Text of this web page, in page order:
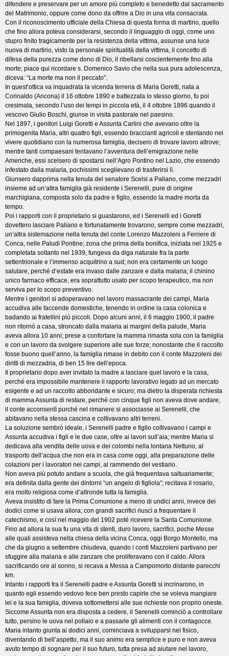
difendere e preservare per un amore più completo e benedetto dal sacramento
del Matrimonio, oppure come dono da offrire a Dio in una vita consacrata.
Con il riconoscimento ufficiale della Chiesa di questa forma di martirio, quello
che fino allora poteva considerarsi, secondo il linguaggio di oggi, come uno
stupro finito tragicamente per la resistenza della vittima, assunse una luce
nuova di martirio, visto la personale spiritualità della vittima, il concetto di
difesa della purezza come dono di Dio, il ribellarsi coscientemente fino alla
morte; piace qui ricordare s. Domenico Savio che nella sua pura adolescenza,
diceva: “La morte ma non il peccato”.
In quest’ottica va inquadrata la vicenda terrena di Maria Goretti, nata a
Corinaldo (Ancona) il 16 ottobre 1890 e battezzata lo stesso giorno, fu poi
cresimata, secondo l’uso dei tempi in piccola età, il 4 ottobre 1896 quando il
vescovo Giulio Boschi, giunse in visita pastorale nel paesino.
Nel 1897, i genitori Luigi Goretti e Assunta Carlini che avevano oltre la
primogenita Maria, altri quattro figli, essendo braccianti agricoli e stentando nel
vivere quotidiano con la numerosa famiglia, decisero di trovare lavoro altrove;
mentre tanti compaesani tentavano l’avventura dell’emigrazione nelle
Americhe, essi scelsero di spostarsi nell’Agro Pontino nel Lazio, che essendo
infestato dalla malaria, pochissimi sceglievano di trasferirsi lì.
Giunsero dapprima nella tenuta del senatore Scelsi a Paliano, come mezzadri
insieme ad un’altra famiglia già residente i Serenelli, pure di origine
marchigiana, composta solo da padre e figlio, essendo la madre morta da
tempo.
Poi i rapporti con il proprietario si guastarono, ed i Serenelli ed i Goretti
dovettero lasciare Paliano e fortunatamente trovarono, sempre come mezzadri,
un’altra sistemazione nella tenuta del conte Lorenzo Mazzoleni a Ferriere di
Conca, nelle Paludi Pontine; zona che prima della bonifica, iniziata nel 1925 e
completata soltanto nel 1939, fungeva da diga naturale fra la parte
settentrionale e l’immenso acquitrino a sud; non era certamente un luogo
salutare, perché d’estate era invaso dalle zanzare e dalla malaria; il chinino
unico farmaco efficace, era soprattutto usato per scopo terapeutico, ma non
serviva per lo scopo preventivo.
Mentre i genitori si adoperavano nel lavoro massacrante dei campi, Maria
accudiva alle faccende domestiche, tenendo in ordine la casa colonica e
badando ai fratellini più piccoli. Dopo alcuni anni, il 6 maggio 1900, il padre
non ritornò a casa, stroncato dalla malaria ai margini della palude, Maria
aveva allora 10 anni; prese a confortare la mamma rimasta sola con la famiglia
e con un lavoro da svolgere superiore alle sue forze; nonostante che il raccolto
fosse buono quell’anno, la famiglia rimase in debito con il conte Mazzoleni dei
diritti di mezzadria, di ben 15 lire dell’epoca.
Il proprietario dopo aver invitato la madre a lasciare quel lavoro e la casa,
perché era impossibile mantenere il rapporto lavorativo legato ad un mercato
esigente e ad un raccolto abbondante e sicuro; ma dietro la disperata richiesta
di mamma Assunta di restare, perché con cinque figli non aveva dove andare,
il conte acconsentì purché nel rimanere si associasse ai Serenelli, che
abitavano nella stessa cascina e coltivavano altri terreni.
La soluzione sembrò ideale, i Serenelli padre e figlio coltivavano i campi e
Assunta accudiva i figli e le due case, oltre ai lavori sull’aia; mentre Maria si
dedicava alla vendita delle uova e dei colombi nella lontana Nettuno, al
trasporto dell’acqua che non era in casa come oggi, alla preparazione delle
colazioni per i lavoratori nei campi, al rammendo del vestiario.
Non aveva più potuto andare a scuola, che già frequentava saltuariamente;
era definita dalla gente dei dintorni “un angelo di figliola”; recitava il rosario,
era molto religiosa come d’altronde tutta la famiglia.
Aveva insistito di fare la Prima Comunione a meno di undici anni, invece dei
dodici come si usava allora; con grandi sacrifici riuscì a frequentare il
catechismo, e così nel maggio del 1902 poté ricevere la Santa Comunione.
Fino ad allora la sua fu una vita di stenti, duro lavoro, sacrifici, poche Messe
alle quali assisteva nella chiesa della vicina Conca, oggi Borgo Montello, ma
che da giugno a settembre chiudeva, quando i conti Mazzoleni partivano per
sfuggire alla malaria e alle zanzare che proliferavano con il caldo. Allora
sacrificando ore al sonno, si recava a Messa a Campomorto distante parecchi
km.
Intanto i rapporti fra il Serenelli padre e Assunta Goretti si incrinarono, in
quanto egli essendo vedovo fece ben presto capirle che se voleva mangiare
lei e la sua famiglia, doveva sottomettersi alle sue richieste non proprio oneste.
Siccome Assunta non era disposta a cedere, il Serenelli cominciò a controllare
tutto, persino le uova nel pollaio e a passarle gli alimenti con il contagocce.
Maria intanto giunta ai dodici anni, cominciava a svilupparsi nel fisico,
diventando di bell’aspetto, ma il suo animo era semplice e puro e non aveva
avuto tempo di sognare per il suo futuro, tutta presa ad aiutare nel lavoro,